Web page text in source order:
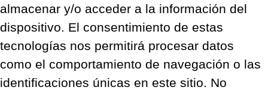
almacenar y/o acceder a la información del
dispositivo. El consentimiento de estas
tecnologías nos permitirá procesar datos
como el comportamiento de navegación o las
identificaciones únicas en este sitio. No